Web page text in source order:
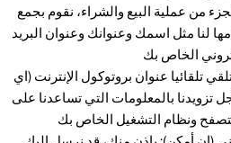
من عملية البيع والشراء، نقوم بجمع
لنا مثل اسمك وعنوانك وعنوان البريد
تلقائيا عنوان بروتوكول الإنترنت (اي
تزويدنا بالمعلومات التي تساعدنا على